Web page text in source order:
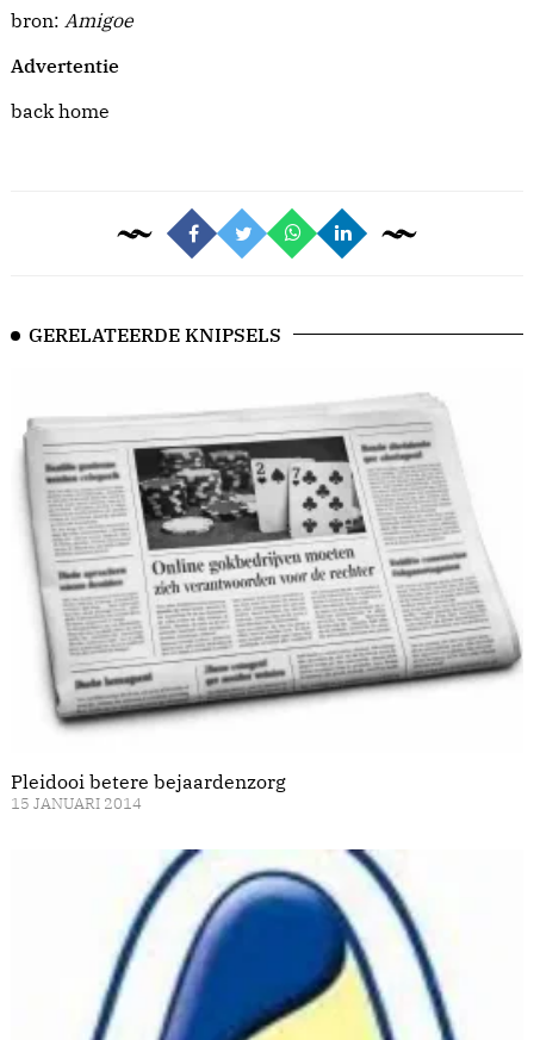
bron: Amigoe
Advertentie
back home
GERELATEERDE KNIPSELS
Pleidooi betere bejaardenzorg
15 JANUARI 2014